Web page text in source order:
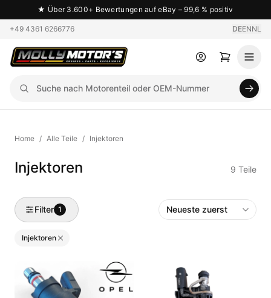
★ Über 3.600+ Bewertungen auf eBay – 99,6 % positiv
+49 4361 6266776 DEENNL
Home / Alle Teile / Injektoren
Injektoren 9 Teile
Filter 1
Injektoren